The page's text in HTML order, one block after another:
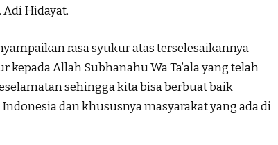
Hidayat.
rasa syukur atas terselesaikannya
Allah Subhanahu Wa Ta’ala yang telah
sehingga kita bisa berbuat baik
dan khususnya masyarakat yang ada di